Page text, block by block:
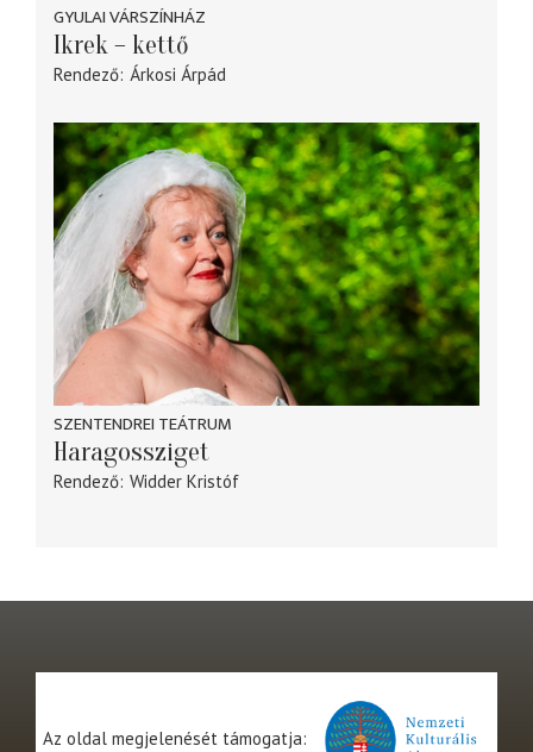
GYULAI VÁRSZÍNHÁZ
Ikrek – kettő
Rendező Árkosi Árpád
SZENTENDREI TEÁTRUM
Haragossziget
Rendező Widder Kristóf
Az oldal megjelenését támogatja: